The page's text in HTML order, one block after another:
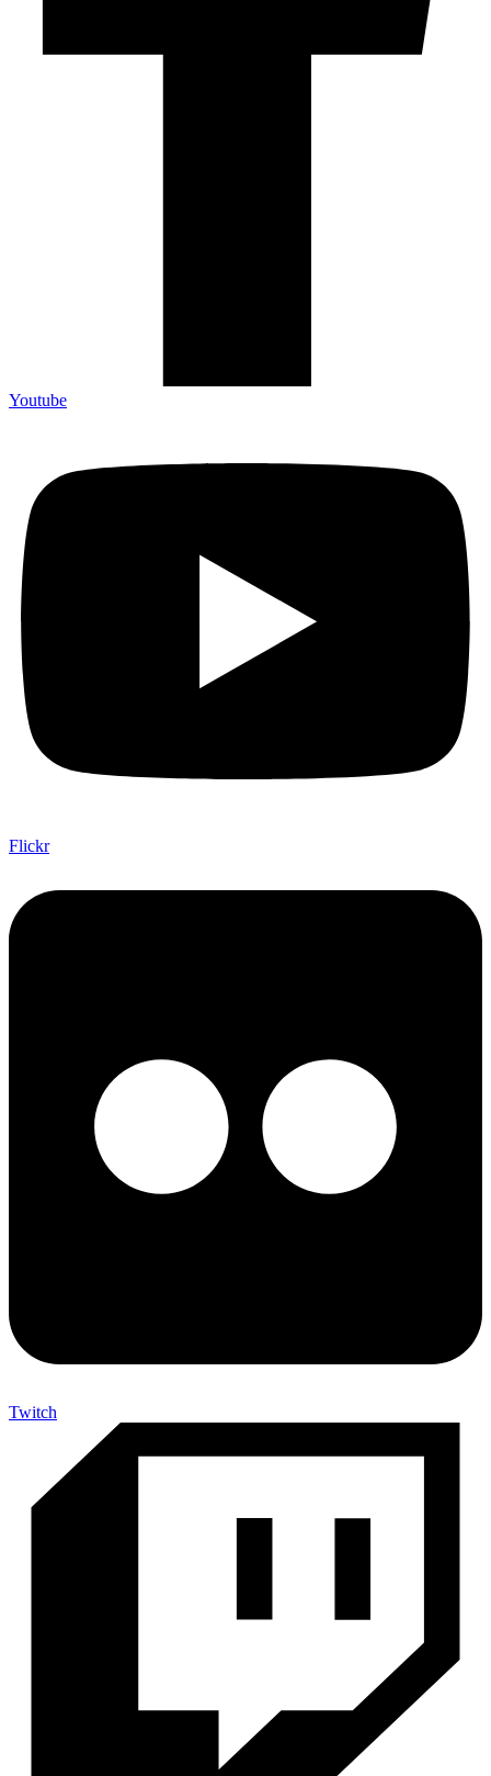
Youtube
Flickr
Twitch